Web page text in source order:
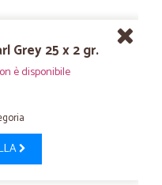
Grey 25 x 2 gr.
è disponibile